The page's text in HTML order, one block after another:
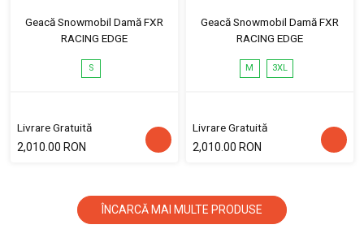
Geacă Snowmobil Damă FXR
RACING EDGE
S
Livrare Gratuită
2,010.00 RON
Geacă Snowmobil Damă FXR
RACING EDGE
M 3XL
Livrare Gratuită
2,010.00 RON
ÎNCARCĂ MAI MULTE PRODUSE